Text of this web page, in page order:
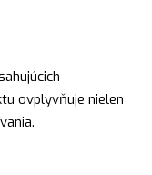
ovplyvňuje nielen